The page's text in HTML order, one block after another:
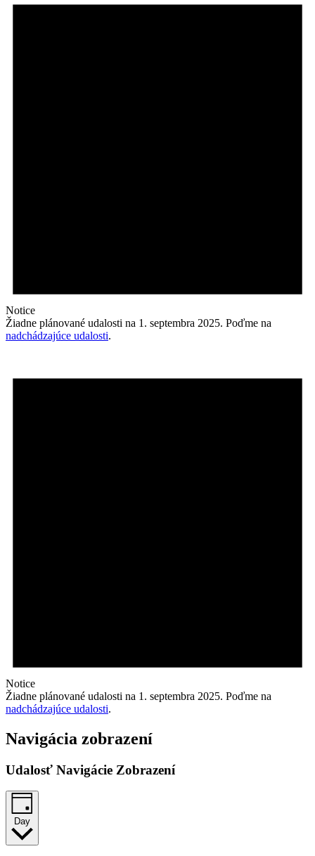
Notice
Žiadne plánované udalosti na 1. septembra 2025. Poďme na
nadchádzajúce udalosti.
Notice
Žiadne plánované udalosti na 1. septembra 2025. Poďme na
nadchádzajúce udalosti.
Navigácia zobrazení
Udalosť Navigácie Zobrazení
Day